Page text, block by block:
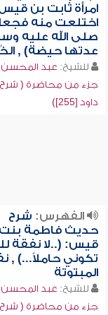
امرأة ثابت بن
اختلعت منه
صلى الله عليه
عدتها حيضة) ,
للشيخ: عبد المحسن
جزء من محاضرة (
داود [255])
الفهرس: شرح
حديث فاطمة بنت
قيس: (..لا نفقة لك
تكوني حاملاً...) ,
المبتوتة
للشيخ: عبد المحسن
جزء من محاضرة (